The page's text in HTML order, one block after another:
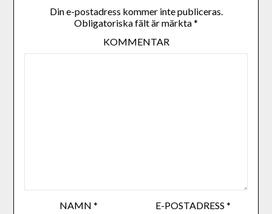
Din e-postadress kommer inte publiceras.
Obligatoriska fält är märkta*
KOMMENTAR
NAMN* E-POSTADRESS*